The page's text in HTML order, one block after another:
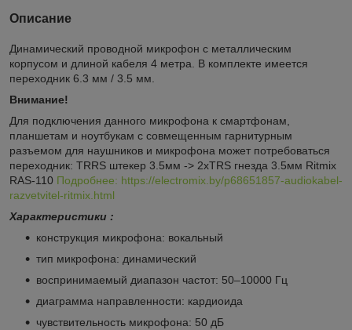
Описание
Динамический проводной микрофон с металлическим
корпусом и длиной кабеля 4 метра. В комплекте имеется
переходник 6.3 мм / 3.5 мм.
Внимание!
Для подключения данного микрофона к смартфонам,
планшетам и ноутбукам с совмещенным гарнитурным
разъемом для наушников и микрофона может потребоваться
переходник: TRRS штекер 3.5мм -> 2xTRS гнезда 3.5мм Ritmix
RAS-110 Подробнее: https://electromix.by/p68651857-audiokabel-
razvetvitel-ritmix.html
Характеристики :
конструкция микрофона: вокальный
тип микрофона: динамический
воспринимаемый диапазон частот: 50–10000 Гц
диаграмма направленности: кардиоида
чувствительность микрофона: 50 дБ